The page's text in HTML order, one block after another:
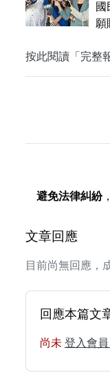
國
願
按此閱讀「完整
避免法律糾紛
文章回應
目前尚無回應，
回應本篇文
尚未 登入會員